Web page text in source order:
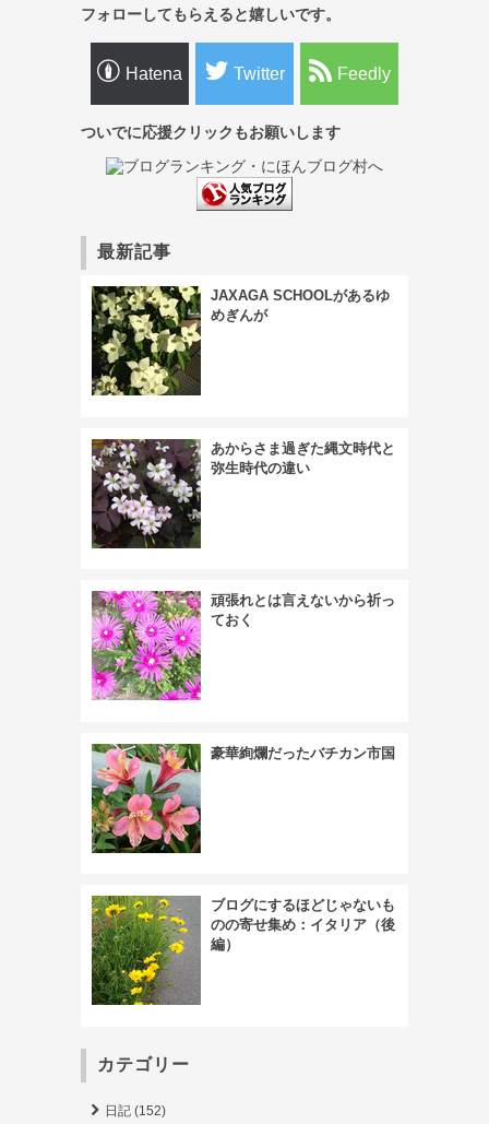
フォローしてもらえると嬉しいです。
Hatena Twitter Feedly
ついでに応援クリックもお願いします
最新記事
JAXAGA SCHOOLがあるゆ
めぎんが
あからさま過ぎた縄文時代と
弥生時代の違い
頑張れとは言えないから祈っ
ておく
豪華絢爛だったバチカン市国
ブログにするほどじゃないも
のの寄せ集め：イタリア（後
編）
カテゴリー
日記 (152)